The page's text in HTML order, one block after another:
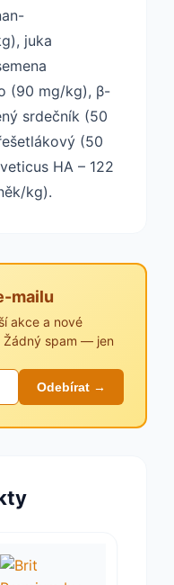
juka
(90 mg/kg), β-
srdečník (50
(50
HA – 122
kg).
mailu
akce a nové
spam — jen
Odebírat →